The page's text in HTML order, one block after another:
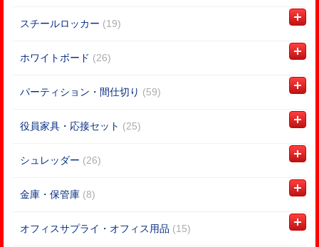
スチールロッカー (19)
ホワイトボード (26)
パーティション・間仕切り (59)
役員家具・応接セット (25)
シュレッダー (26)
金庫・保管庫 (8)
オフィスサプライ・オフィス用品 (15)